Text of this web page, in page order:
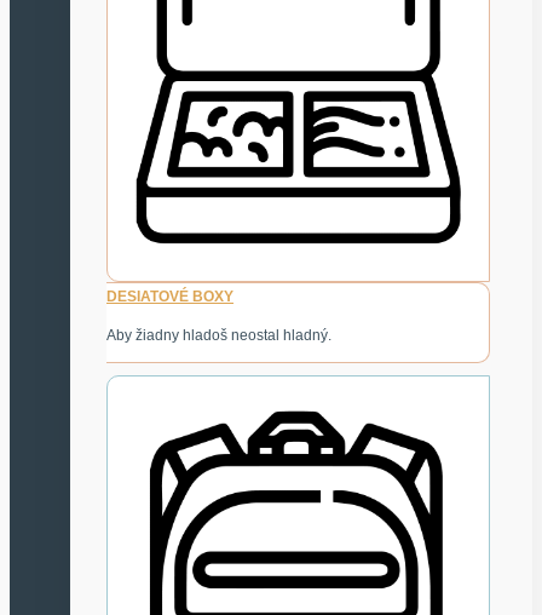
DESIATOVÉ BOXY
Aby žiadny hladoš neostal hladný.